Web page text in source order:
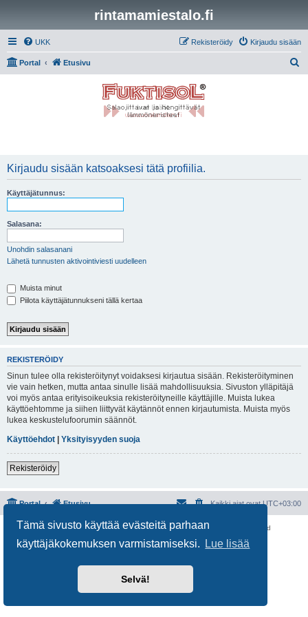
Tämä sivusto käyttää evästeitä parhaan
käyttäjäkokemuksen varmistamiseksi.
Lue lisää
Selvä!
rintamamiestalo.fi
UKK Kirjaudu sisään
Rekisteröidy
Portal Etusivu
Kirjaudu sisään katsoaksesi tätä profiilia.
Käyttäjätunnus:
Salasana:
Unohdin salasanani
Lähetä tunnusten aktivointiviesti uudelleen
Muista minut
Piilota käyttäjätunnukseni tällä kertaa
REKISTERÖIDY
Sinun tulee olla rekisteröitynyt voidaksesi kirjautua sisään. Rekisteröityminen
vie vain hetken, mutta antaa sinulle lisää mahdollisuuksia. Sivuston ylläpitäjä
voi myös antaa erityisoikeuksia rekisteröityneille käyttäjille. Muista lukea
käyttöehtomme ja siihen liittyvät käytännöt ennen kirjautumista. Muista myös
lukea keskustelufoorumin säännöt.
Käyttöehdot | Yksityisyyden suoja
Rekisteröidy
Portal Etusivu Kaikki ajat ovatUTC+03:00
Keskustelufoorumin ohjelmistophpBB® Forum Software © phpBB Limited
Käännös: phpBB Suomi (lurttinen, harritapio, Pettis)